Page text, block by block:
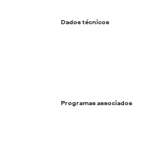
Dados técnicos
Programas associados